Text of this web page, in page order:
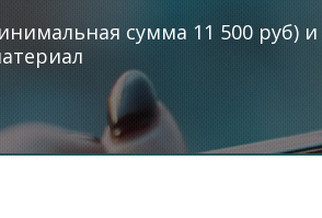
сумма 11 500 руб) и